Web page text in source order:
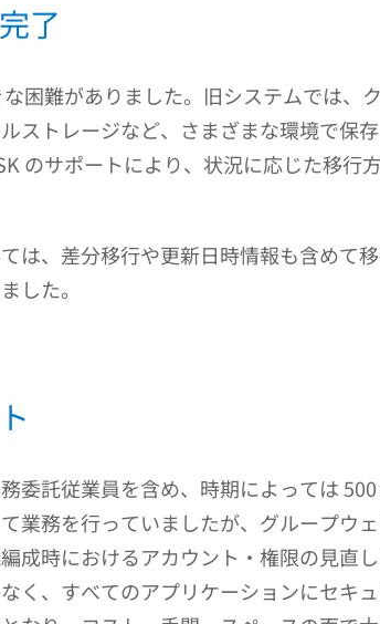
了
困難がありました。旧システムでは、
ストレージなど、さまざまな環境で保
のサポートにより、状況に応じた移行
は、差分移行や更新日時情報も含めて
した。
委託従業員を含め、時期によっては
業務を行っていましたが、グループウ
成時におけるアカウント・権限の見直
く、すべてのアプリケーションにセキ